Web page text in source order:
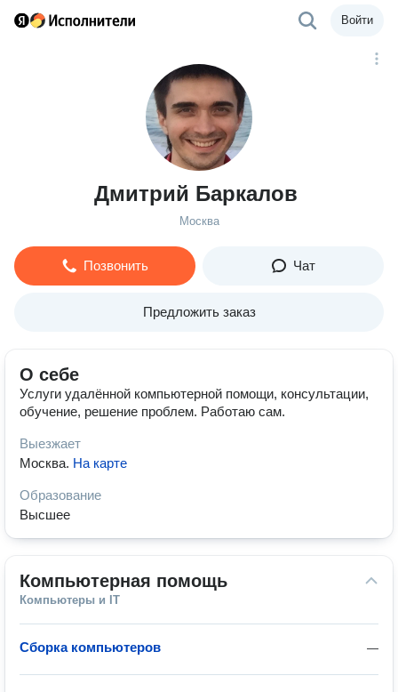
Войти
Дмитрий Баркалов
Москва
Позвонить Чат
Предложить заказ
О себе
Услуги удалённой компьютерной помощи, консультации,
обучение, решение проблем. Работаю сам.
Выезжает
Москва. На карте
Образование
Высшее
Компьютерная помощь
Компьютеры и IT
—
Сборка компьютеров